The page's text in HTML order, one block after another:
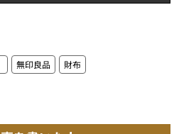
無印良品
財布